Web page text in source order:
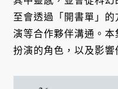
至會透過「開書單」
演等合作夥伴溝通。
扮演的角色，以及影響